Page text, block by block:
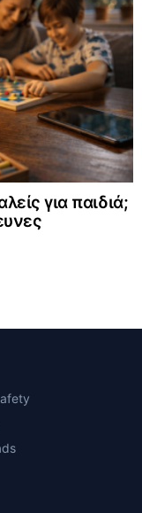
για παιδιά;